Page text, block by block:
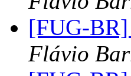
[FUG-BR]
Flávio